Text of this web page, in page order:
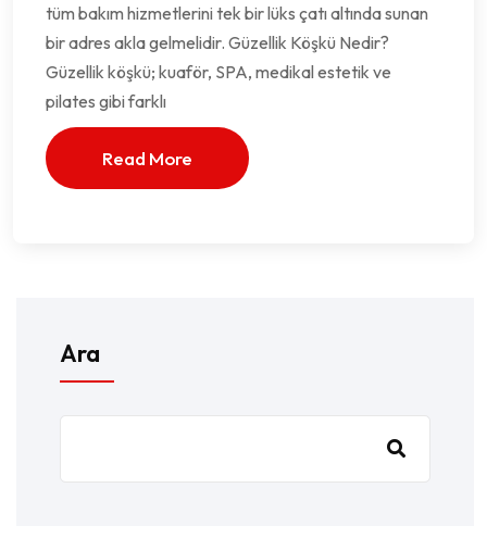
tüm bakım hizmetlerini tek bir lüks çatı altında sunan
bir adres akla gelmelidir. Güzellik Köşkü Nedir?
Güzellik köşkü; kuaför, SPA, medikal estetik ve
pilates gibi farklı
Read More
Ara